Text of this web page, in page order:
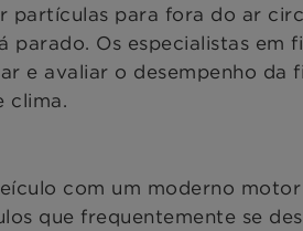
partículas para fora do ar
parado. Os especialistas em
e avaliar o desempenho da
clima.
com um moderno motor
que frequentemente se